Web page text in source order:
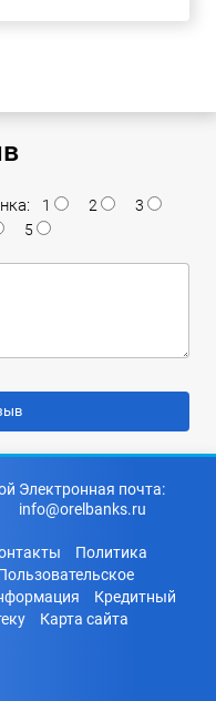
1 2
3
5
Электронная почта:
info@orelbanks.ru
Политика
Кредитный
Карта сайта